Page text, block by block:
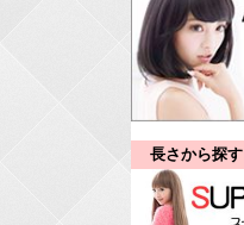
長さから探す